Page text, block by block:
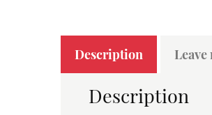
Description
Description